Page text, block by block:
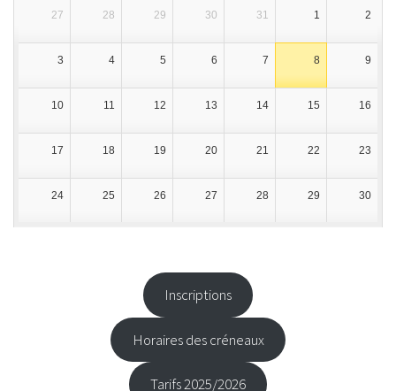
27 28 29 30 31 1 2
3 4 5 6 7 8 9
10 11 12 13 14 15 16
17 18 19 20 21 22 23
24 25 26 27 28 29 30
Inscriptions
Horaires des créneaux
Tarifs 2025/2026